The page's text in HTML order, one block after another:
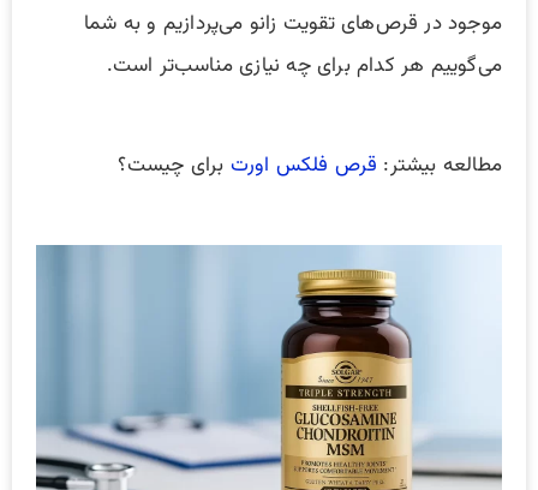
موجود در قرص‌های تقویت زانو می‌پردازیم و به شما
می‌گوییم هر کدام برای چه نیازی مناسب‌تر است.
مطالعه بیشتر: قرص فلکس اورت برای چیست؟